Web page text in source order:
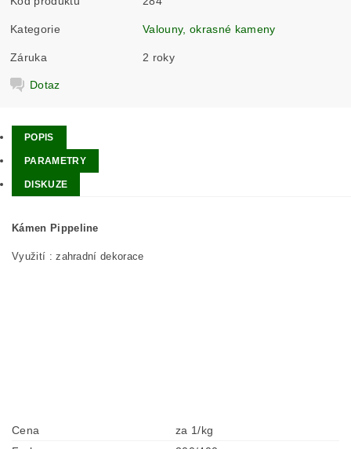
Kategorie Valouny, okrasné kameny
Záruka 2 roky
Dotaz
POPIS
PARAMETRY
DISKUZE
Kámen Pippeline
Využití : zahradní dekorace
Cena
za 1/kg